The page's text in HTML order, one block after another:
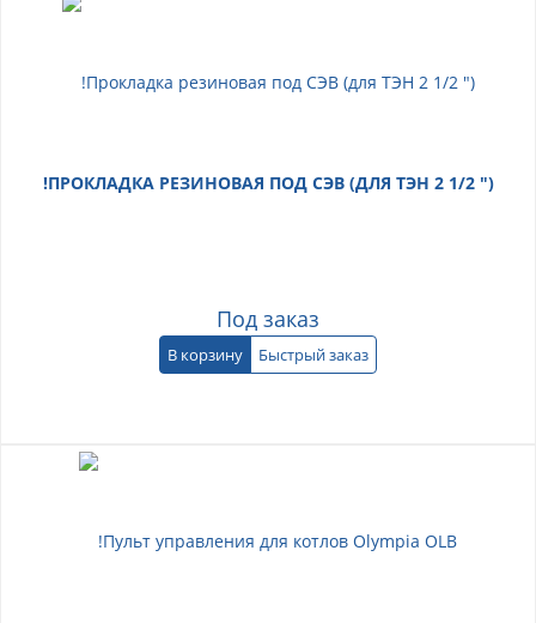
!ПРОКЛАДКА РЕЗИНОВАЯ ПОД СЭВ (ДЛЯ ТЭН 2 1/2 ")
Под заказ
В корзину Быстрый заказ